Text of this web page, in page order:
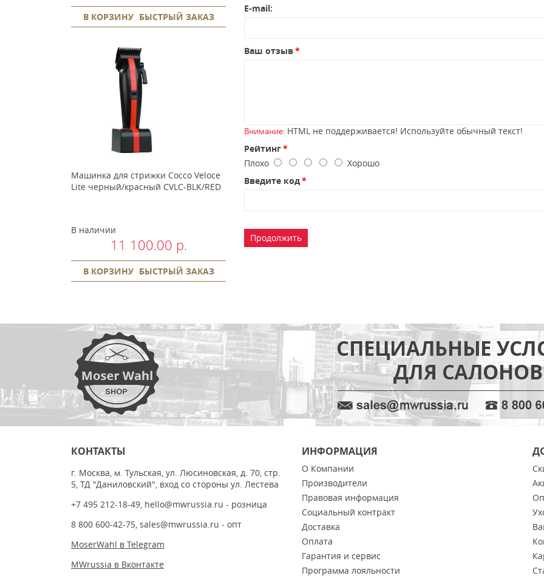
В КОРЗИНУ БЫСТРЫЙ ЗАКАЗ
Машинка для стрижки Cocco Veloce
Lite черный/красный CVLC-BLK/RED
В наличии
11 100.00 р.
В КОРЗИНУ БЫСТРЫЙ ЗАКАЗ
E-mail:
Ваш отзыв
Внимание: HTML не поддерживается! Используйте обычный текст!
Рейтинг
Плохо
Хорошо
Введите код
Продолжить
КОНТАКТЫ
г. Москва, м. Тульская, ул. Люсиновская, д. 70, стр.
5, ТД "Даниловский", вход со стороны ул. Лестева
+7 495 212-18-49, hello@mwrussia.ru - розница
8 800 600-42-75, sales@mwrussia.ru - опт
MoserWahl в Telegram
MWrussia в Вконтакте
ИНФОРМАЦИЯ
О Компании
Производители
Правовая информация
Социальный контракт
Доставка
Оплата
Гарантия и сервис
Программа лояльности